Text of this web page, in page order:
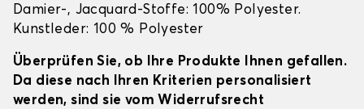
Damier-, Jacquard-Stoffe: 100% Polyester.
Kunstleder: 100 % Polyester
Überprüfen Sie, ob Ihre Produkte Ihnen gefallen.
Da diese nach Ihren Kriterien personalisiert
werden, sind sie vom Widerrufsrecht